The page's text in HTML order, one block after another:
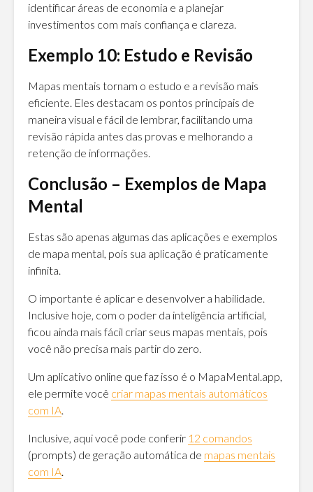
identificar áreas de economia e a planejar
investimentos com mais confiança e clareza.
Exemplo 10: Estudo e Revisão
Mapas mentais tornam o estudo e a revisão mais
eficiente. Eles destacam os pontos principais de
maneira visual e fácil de lembrar, facilitando uma
revisão rápida antes das provas e melhorando a
retenção de informações.
Conclusão – Exemplos de Mapa
Mental
Estas são apenas algumas das aplicações e exemplos
de mapa mental, pois sua aplicação é praticamente
infinita.
O importante é aplicar e desenvolver a habilidade.
Inclusive hoje, com o poder da inteligência artificial,
ficou ainda mais fácil criar seus mapas mentais, pois
você não precisa mais partir do zero.
Um aplicativo online que faz isso é o MapaMental.app,
ele permite você criar mapas mentais automáticos
com IA.
Inclusive, aqui você pode conferir 12 comandos
(prompts) de geração automática de mapas mentais
com IA.